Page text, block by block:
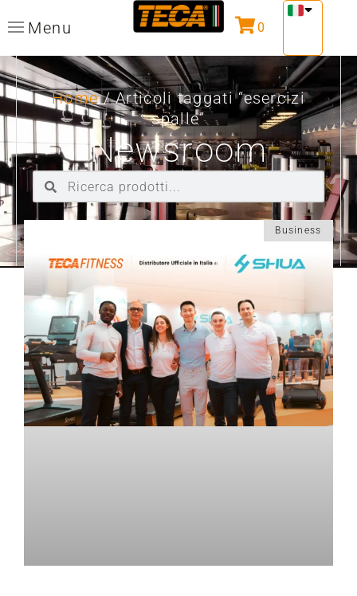
Menu 0
Home/ Articoli taggati “esercizi
spalle”
Newsroom
Business